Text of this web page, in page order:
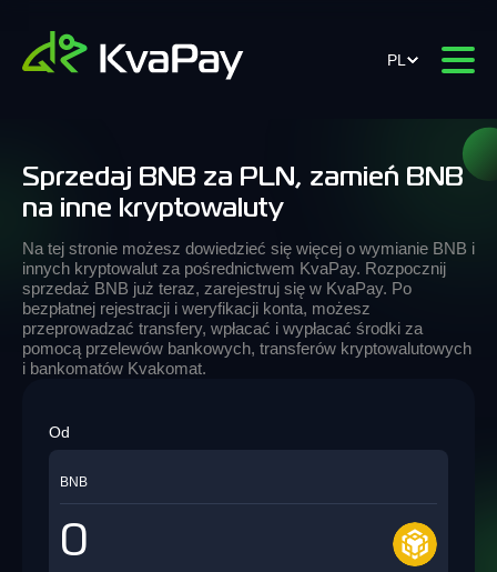
PL
Sprzedaj BNB za PLN, zamień BNB
na inne kryptowaluty
Na tej stronie możesz dowiedzieć się więcej o wymianie BNB i
innych kryptowalut za pośrednictwem KvaPay. Rozpocznij
sprzedaż BNB już teraz, zarejestruj się w KvaPay. Po
bezpłatnej rejestracji i weryfikacji konta, możesz
przeprowadzać transfery, wpłacać i wypłacać środki za
pomocą przelewów bankowych, transferów kryptowalutowych
i bankomatów Kvakomat.
Od
BNB